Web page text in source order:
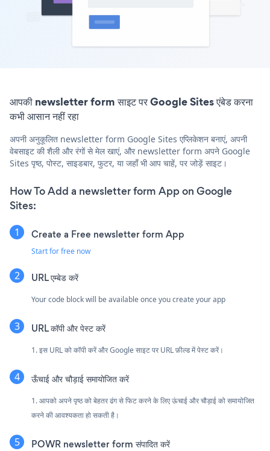
आपकी newsletter form साइट पर Google Sites एंबेड करना
कभी आसान नहीं रहा
अपनी अनुकूलित newsletter form Google Sites एप्लिकेशन बनाएं, अपनी
वेबसाइट की शैली और रंगों से मेल खाएं, और newsletter form अपने Google
Sites पृष्ठ, पोस्ट, साइडबार, फुटर, या जहाँ भी आप चाहें, पर जोड़ें साइट।
How To Add a newsletter form App on Google
Sites:
Create a Free newsletter form App
Start for free now
URL एम्बेड करें
Your code block will be available once you create your app
URL कॉपी और पेस्ट करें
1. इस URL को कॉपी करें और Google साइट पर URL फ़ील्ड में पेस्ट करें।
ऊँचाई और चौड़ाई समायोजित करें
1. आपको अपने पृष्ठ को बेहतर ढंग से फिट करने के लिए ऊंचाई और चौड़ाई को समायोजित
करने की आवश्यकता हो सकती है।
POWR newsletter form संपादित करें